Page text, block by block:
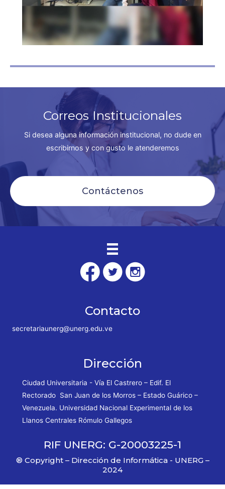
Correos Institucionales
Si desea alguna información institucional, no dude en
escribirnos y con gusto le atenderemos
Contáctenos
Contacto
secretariaunerg@unerg.edu.ve
Dirección
Ciudad Universitaria - Vía El Castrero – Edif. El
Rectorado San Juan de los Morros – Estado Guárico –
Venezuela. Universidad Nacional Experimental de los
Llanos Centrales Rómulo Gallegos
RIF UNERG: G-20003225-1
® Copyright – Dirección de Informática - UNERG –
2024